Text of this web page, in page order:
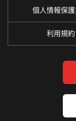
個人情報保
利用規約